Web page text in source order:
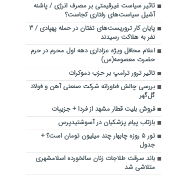
تاثیر سیاست‌ غیرقیمتی بر مصرف انرژی / پاشنه
آشیل سیاست‌های رفتاری کجاست؟
پایان کار تروریست‌های تفتان در حمله پهپادی / ۳
نفر به هلاکت رسیدند
اعلام محافل ویژه عزاداری دهه اول محرم در حرم
حضرت معصومه(س)
تاثیر ترور ترامپ بر حزب دموکرات
بررسی چالش فناورانه شرکت صنعتی آهن و فولاد
گل‌گهر
فروش بلیت قطار مشهد از فردا + جزییات
بازتاب پیام پزشکیان در آسوشتیدپرس
تور ۵ روزه چابهار چند میلیون تومان است؟ +
جدول
باند سرقت طلاجات زنان سالخورده اسلامشهری
متلاشی شد